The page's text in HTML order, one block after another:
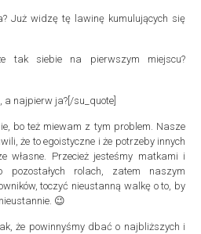
Już widzę tę lawinę kumulujących się
tak siebie na pierwszym miejscu?
a najpierw ja?[/su_quote]
bo też miewam z tym problem. Nasze
że to egoistyczne i że potrzeby innych
własne. Przecież jesteśmy matkami i
pozostałych rolach, zatem naszym
toczyć nieustanną walkę o to, by
😉
że powinnyśmy dbać o najbliższych i